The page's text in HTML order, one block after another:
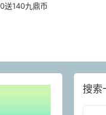
送140九鼎币
搜索